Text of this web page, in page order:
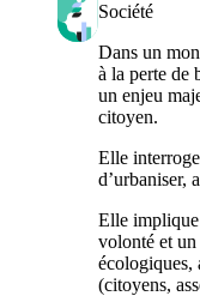
Société
Dans un
à la perte de
un enjeu
citoyen.
Elle
d’urbaniser,
Elle implique
volonté et
écologiques,
(citoyens,